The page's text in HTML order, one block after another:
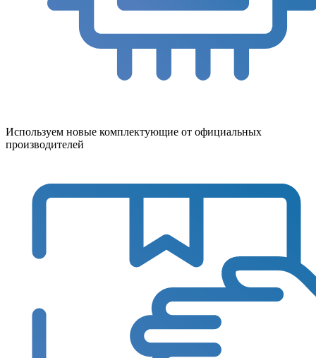
Используем новые комплектующие от официальных
производителей